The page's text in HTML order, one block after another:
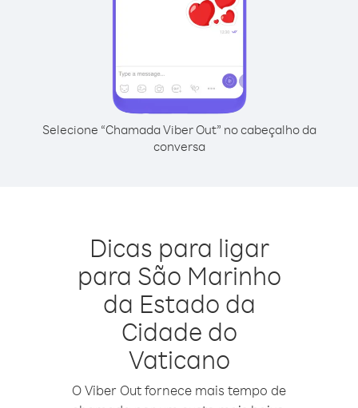
Selecione “Chamada Viber Out” no cabeçalho da
conversa
Dicas para ligar
para São Marinho
da Estado da
Cidade do
Vaticano
O Viber Out fornece mais tempo de